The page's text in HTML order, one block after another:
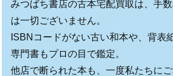
みつばち書店の古本宅配買取は、手
は一切ございません。
ISBNコードがない古い和本や、背表
専門書もプロの目で鑑定。
他店で断られた本も、一度私たちにご